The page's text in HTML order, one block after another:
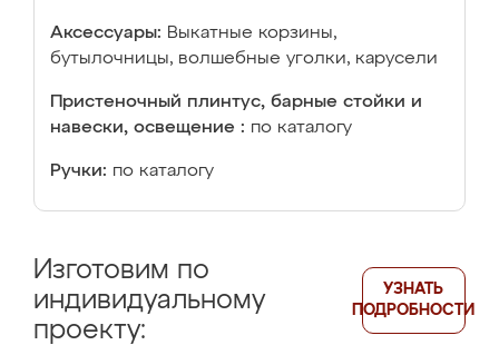
Аксессуары: Выкатные корзины,
бутылочницы, волшебные уголки, карусели
Пристеночный плинтус, барные стойки и
навески, освещение : по каталогу
Ручки: по каталогу
Изготовим по
индивидуальному
проекту:
УЗНАТЬ
ПОДРОБНОСТИ